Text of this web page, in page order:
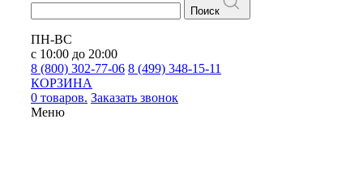
Поиск
ПН-ВС
с 10:00 до 20:00
8 (800) 302-77-06 8 (499) 348-15-11
КОРЗИНА
0 товаров. Заказать звонок
Меню